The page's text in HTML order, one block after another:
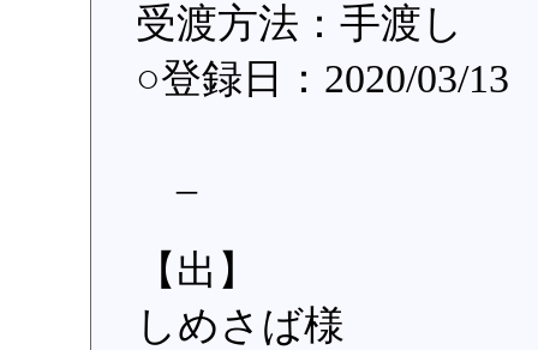
受渡方法：手渡し
○登録日：2020/03/13
【出】
しめさば様